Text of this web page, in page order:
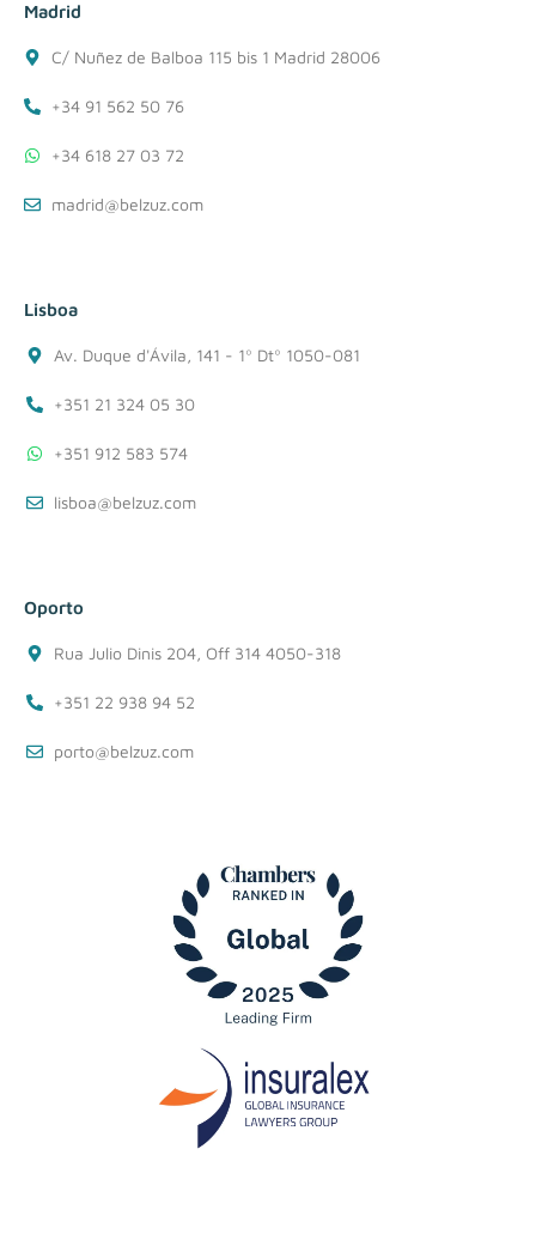
Madrid
C/ Nuñez de Balboa 115 bis 1 Madrid 28006
+34 91 562 50 76
+34 618 27 03 72
madrid@belzuz.com
Lisboa
Av. Duque d'Ávila, 141 - 1º Dtº 1050-081
+351 21 324 05 30
+351 912 583 574
lisboa@belzuz.com
Oporto
Rua Julio Dinis 204, Off 314 4050-318
+351 22 938 94 52
porto@belzuz.com